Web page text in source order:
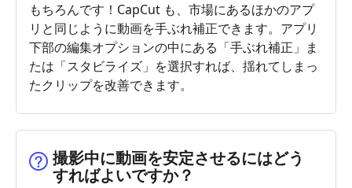
もちろんです！CapCut も、市場にあるほかのアプ
リと同じように動画を手ぶれ補正できます。アプリ
下部の編集オプションの中にある「手ぶれ補正」ま
たは「スタビライズ」を選択すれば、揺れてしまっ
たクリップを改善できます。
撮影中に動画を安定させるにはどう
すればよいですか？